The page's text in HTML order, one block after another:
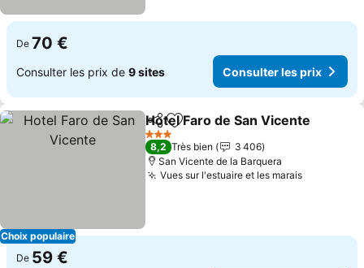
De 70 €
Consulter les prix de 9 sites Consulter les prix
Choix populaire
PartagerAjouter à mes favoris
Hotel Faro de San Vicente
3 Étoiles
8,2 Très bien
3 406
San Vicente de la Barquera
Vues sur l'estuaire et les marais
De 59 €